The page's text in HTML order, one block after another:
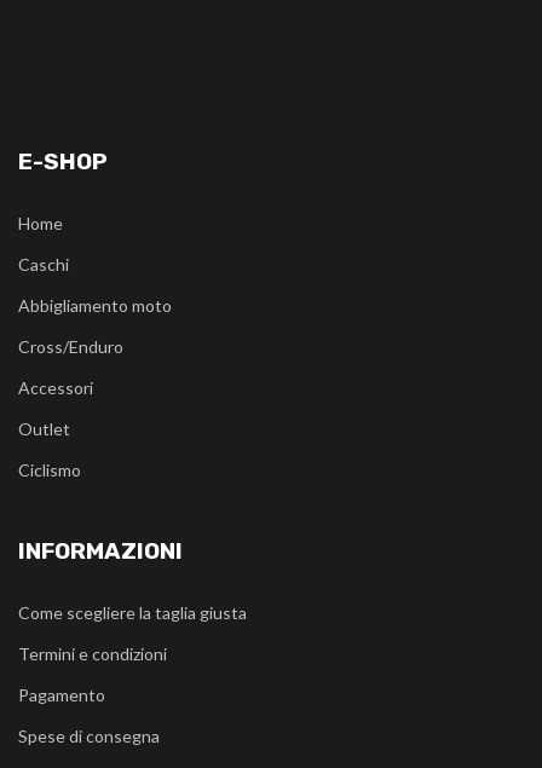
E-SHOP
Home
Caschi
Abbigliamento moto
Cross/Enduro
Accessori
Outlet
Ciclismo
INFORMAZIONI
Come scegliere la taglia giusta
Termini e condizioni
Pagamento
Spese di consegna